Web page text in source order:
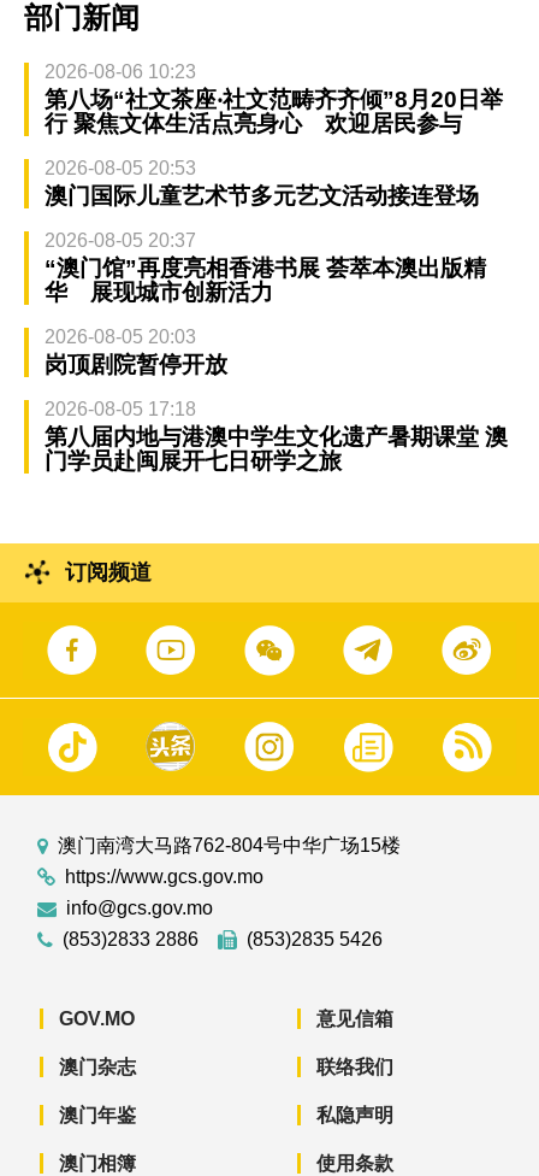
部门新闻
2026-08-06 10:23
第八场“社文茶座‧社文范畴齐齐倾”8月20日举
行 聚焦文体生活点亮身心 欢迎居民参与
2026-08-05 20:53
澳门国际儿童艺术节多元艺文活动接连登场
2026-08-05 20:37
“澳门馆”再度亮相香港书展 荟萃本澳出版精
华 展现城市创新活力
2026-08-05 20:03
岗顶剧院暂停开放
2026-08-05 17:18
第八届内地与港澳中学生文化遗产暑期课堂 澳
门学员赴闽展开七日研学之旅
订阅频道
澳门南湾大马路762-804号中华广场15楼
https://www.gcs.gov.mo
info@gcs.gov.mo
(853)2833 2886
(853)2835 5426
GOV.MO
澳门杂志
澳门年鉴
澳门相簿
意见信箱
联络我们
私隐声明
使用条款